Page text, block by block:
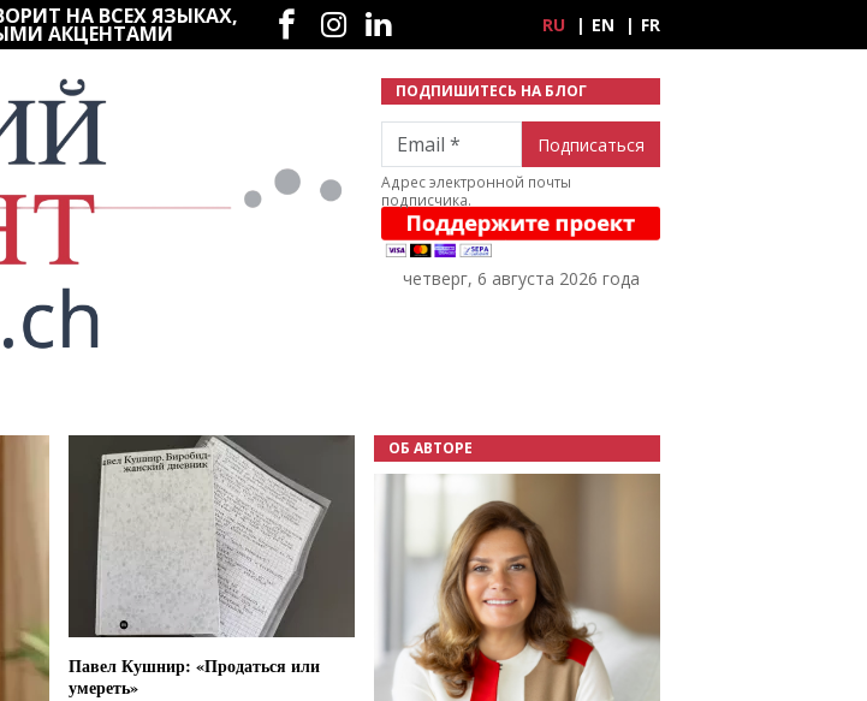
НА ВСЕХ ЯЗЫКАХ,
АКЦЕНТАМИ
Социальные сети
RU EN FR
ПОДПИШИТЕСЬ НА БЛОГ
Email
Адрес электронной почты
подписчика.
четверг, 6 августа 2026 года
Павел Кушнир: «Продаться или
умереть»
ОБ АВТОРЕ